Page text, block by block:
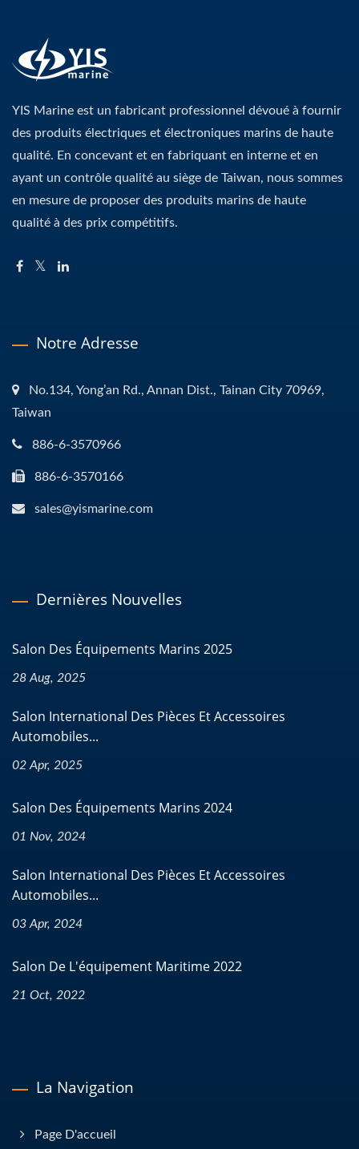
YIS Marine est un fabricant professionnel dévoué à fournir
des produits électriques et électroniques marins de haute
qualité. En concevant et en fabriquant en interne et en
ayant un contrôle qualité au siège de Taiwan, nous sommes
en mesure de proposer des produits marins de haute
qualité à des prix compétitifs.
Notre Adresse
No.134, Yong’an Rd., Annan Dist., Tainan City 70969,
Taiwan
886-6-3570966
886-6-3570166
sales@yismarine.com
Dernières Nouvelles
Salon Des Équipements Marins 2025
28 Aug, 2025
Salon International Des Pièces Et Accessoires
Automobiles...
02 Apr, 2025
Salon Des Équipements Marins 2024
01 Nov, 2024
Salon International Des Pièces Et Accessoires
Automobiles...
03 Apr, 2024
Salon De L'équipement Maritime 2022
21 Oct, 2022
La Navigation
Page D'accueil